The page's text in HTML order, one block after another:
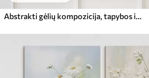
Abstrakti gėlių kompozicija, tapybos imitacija